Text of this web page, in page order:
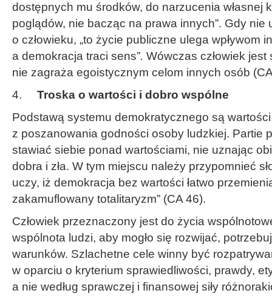
dostępnych mu środków, do narzucenia własnej
poglądów, nie bacząc na prawa innych”. Gdy nie
o człowieku, „to życie publiczne ulega wpływom
a demokracja traci sens”. Wówczas człowiek
nie zagraża egoistycznym celom innych osób
4. Troska o wartości i dobro wspólne
Podstawą systemu demokratycznego są
z poszanowania godności osoby ludzkiej. Partie
stawiać siebie ponad wartościami, nie uznając
dobra i zła. W tym miejscu należy przypomnieć
uczy, iż demokracja bez wartości łatwo
zakamuflowany totalitaryzm” (CA 46).
Człowiek przeznaczony jest do życia
wspólnota ludzi, aby mogło się rozwijać,
warunków. Szlachetne cele winny być
w oparciu o kryterium sprawiedliwości, prawdy,
a nie według sprawczej i finansowej siły